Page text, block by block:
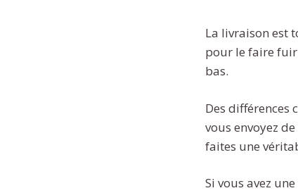
La livraison est
pour le faire
bas.
Des différences
vous envoyez
faites une
Si vous avez